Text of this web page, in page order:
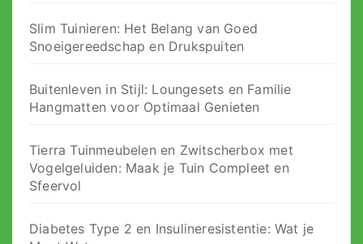
Slim Tuinieren: Het Belang van Goed
Snoeigereedschap en Drukspuiten
Buitenleven in Stijl: Loungesets en Familie
Hangmatten voor Optimaal Genieten
Tierra Tuinmeubelen en Zwitscherbox met
Vogelgeluiden: Maak je Tuin Compleet en
Sfeervol
Diabetes Type 2 en Insulineresistentie: Wat je